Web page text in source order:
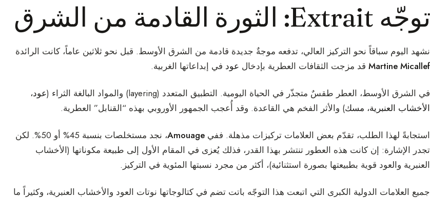
توجّه Extrait: الثورة القادمة من الشرق
نشهد اليوم سباقاً نحو التركيز العالي، تدفعه موجةٌ جديدة قادمة من الشرق الأوسط. قبل نحو ثلاثين عاماً، كانت الرائدة
Martine Micallef قد مزجت الثقافات العطرية بإدخال عود في إبداعاتها الغربية.
في الشرق الأوسط، العطر طقسٌ متجذّر في الحياة اليومية. التطبيق المتعدد (layering) والمواد البالغة الثراء ( عود،
الأخشاب العنبرية، مسك) والأثر الفخم هي القاعدة. وقد أُعجب الجمهور الأوروبي بهذه “القنابل” العطرية.
استجابةً لهذا الطلب، تقدّم بعض العلامات تركيزات مذهلة. ففي Amouage
، نجد مستخلصات بنسبة 45% أو 50%. لكن
تجدر الإشارة: إن كانت هذه العطور تنتشر بهذا القدر، فذلك يُعزى في المقام الأول إلى طبيعة مكوناتها (الأخشاب
العنبرية والعود قوية بطبيعتها بصورة استثنائية)، أكثر من مجرد نسبتها المئوية في التركيز.
جميع العلامات الدولية الكبرى التي اتبعت هذا التوجّه باتت تضم في كتالوجاتها نوتات العود والأخشاب العنبرية، وكثيراً ما